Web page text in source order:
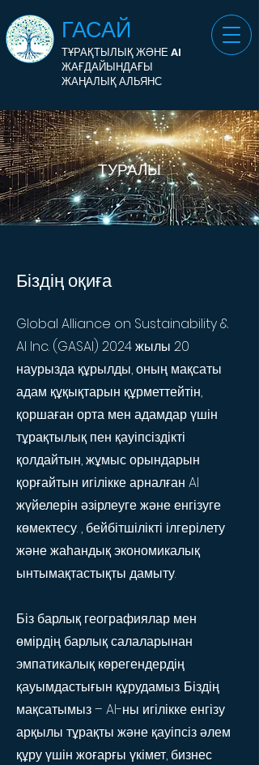
ГАСАЙ
ТҰРАҚТЫЛЫҚ ЖӘНЕ AI
ЖАҒДАЙЫНДАҒЫ
ЖАҢАЛЫҚ АЛЬЯНС
ТУРАЛЫ
Біздің оқиға
Global Alliance on Sustainability &
AI Inc. (GASAI) 2024 жылы 20
наурызда құрылды, оның мақсаты
адам құқықтарын құрметтейтін,
қоршаған орта мен адамдар үшін
тұрақтылық пен қауіпсіздікті
қолдайтын, жұмыс орындарын
қорғайтын игілікке арналған AI
жүйелерін әзірлеуге және енгізуге
көмектесу. , бейбітшілікті ілгерілету
және жаһандық экономикалық
ынтымақтастықты дамыту.
Біз барлық географиялар мен
өмірдің барлық салаларынан
эмпатикалық көрегендердің
қауымдастығын құрудамыз. Біздің
мақсатымыз – AI-ны игілікке енгізу
арқылы тұрақты және қауіпсіз әлем
құру үшін жоғарғы үкімет, бизнес